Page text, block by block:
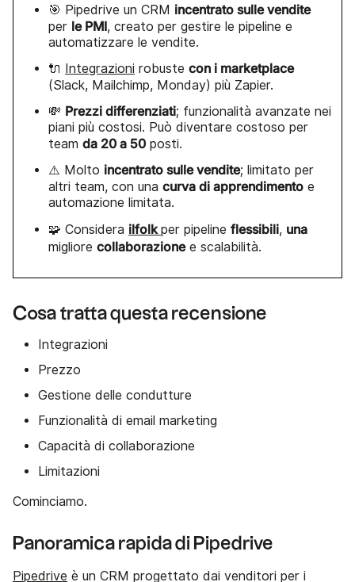
🎯 Pipedrive un CRM incentrato sulle vendite
per le PMI, creato per gestire le pipeline e
automatizzare le vendite.
🔌 Integrazioni robuste con i marketplace
(Slack, Mailchimp, Monday) più Zapier.
💸 Prezzi differenziati; funzionalità avanzate nei
piani più costosi. Può diventare costoso per
team da 20 a 50 posti.
⚠️ Molto incentrato sulle vendite; limitato per
altri team, con una curva di apprendimento e
automazione limitata.
🧩 Considera ilfolkper pipeline flessibili, una
migliore collaborazionee scalabilità.
Cosa tratta questa recensione
Integrazioni
Prezzo
Gestione delle condutture
Funzionalità di email marketing
Capacità di collaborazione
Limitazioni
Cominciamo.
Panoramica rapida di Pipedrive
Pipedrive è un CRM progettato dai venditori per i